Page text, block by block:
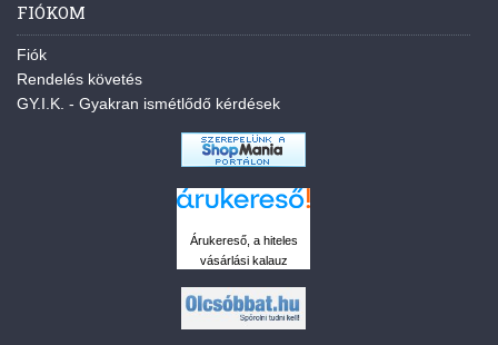
FIÓKOM
Fiók
Rendelés követés
GY.I.K. - Gyakran ismétlődő kérdések
Árukereső, a hiteles
vásárlási kalauz